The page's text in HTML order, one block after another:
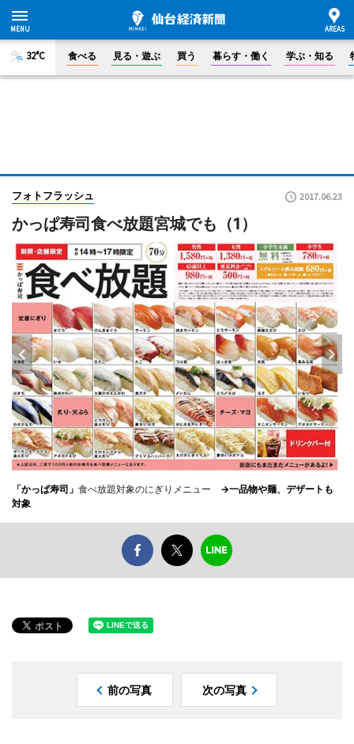
32°C 食べる 見る・遊ぶ 買う 暮らす・働く 学ぶ・知る
フォトフラッシュ 2017.06.23
かっぱ寿司食べ放題宮城でも（1）
「かっぱ寿司」 食べ放題対象のにぎりメニュー →一品物や麺、デザートも
対象
前の写真 次の写真